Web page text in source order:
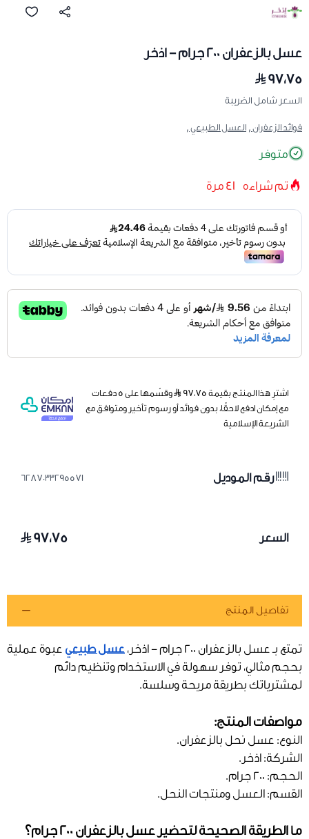
عسل بالزعفران 200 جرام - اذخر
٩٧٫٧٥
السعر شامل الضريبة
فوائد الزعفران , العسل الطبيعي ,
متوفر
تم شراءه 41 مرة
اشترِ هذا المنتج بقيمة ٩٧٫٧٥
وقسّمها على 5 دفعات
مع إمكان ادفع لاحقًا، بدون فوائد أو رسوم تأخير ومتوافق مع
الشريعة الإسلامية
رقم الموديل 6287033295571
السعر ٩٧٫٧٥
تفاصيل المنتج
تمتع بـ عسل بالزعفران 200 جرام - اذخر، عسل طبيعي عبوة عملية
بحجم مثالي، توفر سهولة في الاستخدام وتنظيم دائم
لمشترياتك بطريقة مريحة وسلسة.
مواصفات المنتج:
النوع: عسل نحل بالزعفران.
الشركة: اذخر.
الحجم: 200 جرام.
القسم: العسل ومنتجات النحل.
ما الطريقة الصحيحة لتحضير عسل بالزعفران 200 جرام؟